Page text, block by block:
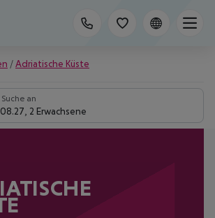
/Adriatische Küste
Suche an
2 Erwachsene